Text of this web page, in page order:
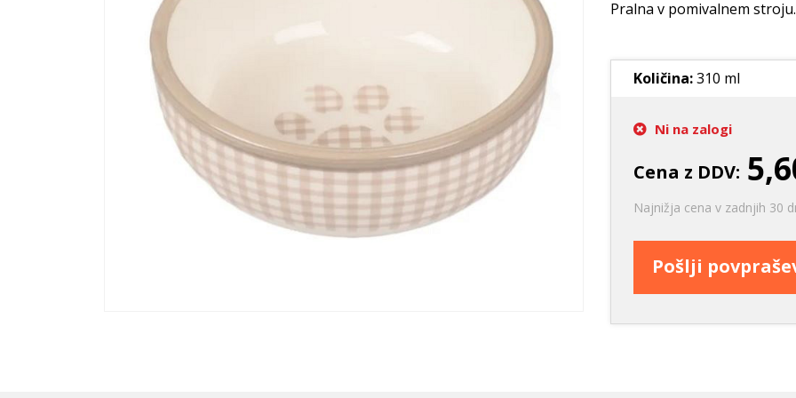
Ležišča
Oprtnice
Posode
Trening in učenje
Potovanje in počitnice
Oprema za mladiče
Oblačila
Odsevni in utripajoči izdelki
Frizbi in metanje
Interaktivne
Posode
Praskalna drevesa
Pralna v pomivalnem stroju.
Količina:310 ml
Ni na zalogi
Cena z DDV:
Najnižja cena v zadnjih 30
Pošlji